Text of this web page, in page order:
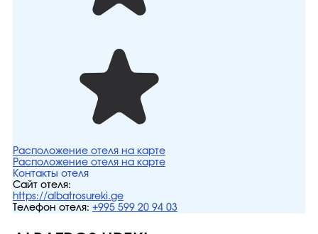
Расположение отеля на карте
Расположение отеля на карте
Контакты отеля
Сайт отеля:
https://albatrosureki.ge
Телефон отеля: +995 599 20 94 03